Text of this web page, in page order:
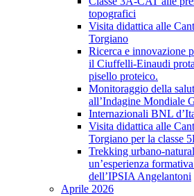
topografici
Visita didattica alle
Torgiano
Ricerca e innovazione
il Ciuffelli-Einaudi
pisello proteico.
Monitoraggio della
all’Indagine Mondiale
Internazionali BNL
Visita didattica alle
Torgiano per la classe
Trekking urbano-
un’esperienza
dell’IPSIA Angelantoni
Aprile 2026